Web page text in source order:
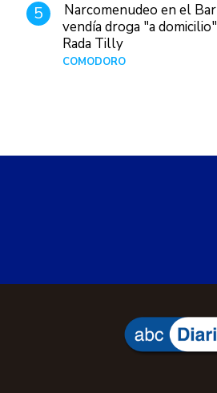
5
Narcomenudeo en el
vendía droga "a
Rada Tilly
COMODORO